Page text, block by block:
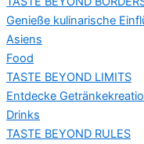
Genieße kulinarische
Asiens
Food
TASTE BEYOND LIMITS
Entdecke
Drinks
TASTE BEYOND RULES